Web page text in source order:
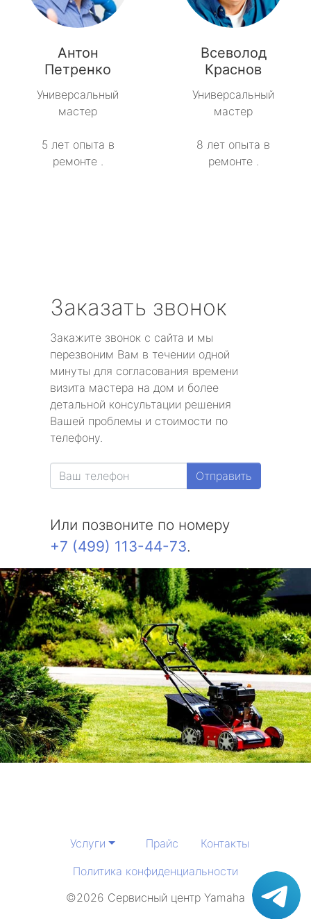
Антон
Петренко
Универсальный
мастер
5 лет опыта в
ремонте .
Всеволод
Краснов
Универсальный
мастер
8 лет опыта в
ремонте .
Заказать звонок
Закажите звонок с сайта и мы
перезвоним Вам в течении одной
минуты для согласования времени
визита мастера на дом и более
детальной консультации решения
Вашей проблемы и стоимости по
телефону.
Отправить
Или позвоните по номеру
+7 (499) 113-44-73.
Услуги Прайс
Контакты
Политика конфиденциальности
©2026 Сервисный центр Yamaha